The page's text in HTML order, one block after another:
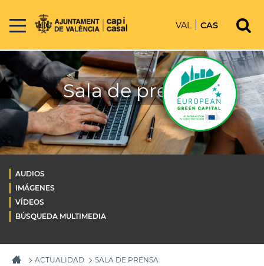
VAL CAS
Sala de prensa
AUDIOS
IMÁGENES
VÍDEOS
BÚSQUEDA MULTIMEDIA
ACTUALIDAD
SALA DE PRENSA